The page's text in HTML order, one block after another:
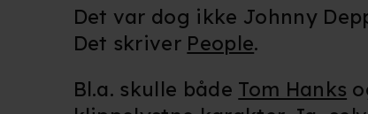
Det var dog ikke Johnny
Det skriver People.
Bl.a. skulle både Tom Hanks